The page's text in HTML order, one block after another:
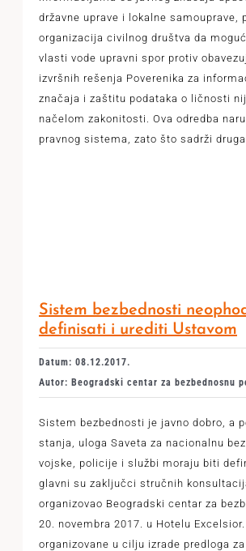
državne uprave i lokalne samouprave,
organizacija civilnog društva da
vlasti vode upravni spor protiv
izvršnih rešenja Poverenika za
značaja i zaštitu podataka o ličnosti
načelom zakonitosti. Ova odredba
pravnog sistema, zato što sadrži
Sistem bezbednosti
definisati i urediti Ustavom
Datum: 08.12.2017.
Autor: Beogradski centar za bezbednosnu
Sistem bezbednosti je javno dobro, a
stanja, uloga Saveta za nacionalnu
vojske, policije i službi moraju biti
glavni su zaključci stručnih
organizovao Beogradski centar za
20. novembra 2017. u Hotelu
organizovane u cilju izrade predloga